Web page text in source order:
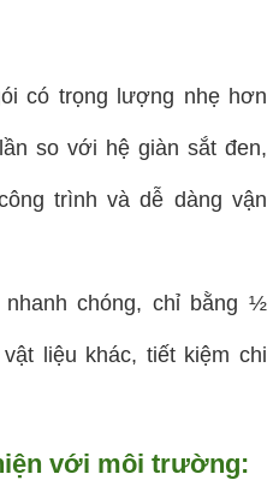
có trọng lượng nhẹ hơn
so với hệ giàn sắt đen,
trình và dễ dàng vận
chóng, chỉ bằng ½
liệu khác, tiết kiệm chi
với môi trường: